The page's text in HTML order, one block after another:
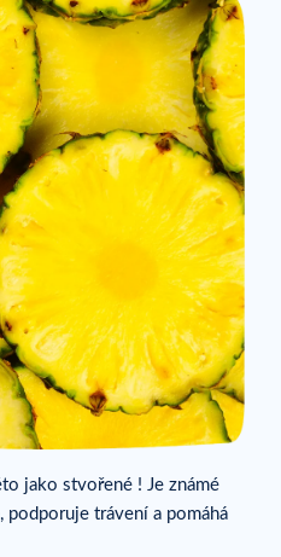
jako stvořené ! Je známé
trávení a pomáhá